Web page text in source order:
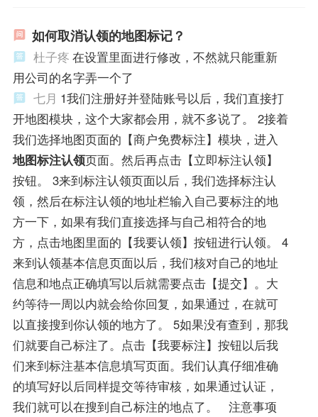
如何取消认领的地图标记？
杜子疼 在设置里面进行修改，不然就只能重新
用公司的名字弄一个了
七月 1我们注册好并登陆账号以后，我们直接打
开地图模块，这个大家都会用，就不多说了。 2接着
我们选择地图页面的【商户免费标注】模块，进入
地图标注认领页面。然后再点击【立即标注认领】
按钮。 3来到标注认领页面以后，我们选择标注认
领，然后在标注认领的地址栏输入自己要标注的地
方一下，如果有我们直接选择与自己相符合的地
方，点击地图里面的【我要认领】按钮进行认领。 4
来到认领基本信息页面以后，我们核对自己的地址
信息和地点正确填写以后就需要点击【提交】。大
约等待一周以内就会给你回复，如果通过，在就可
以直接搜到你认领的地方了。 5如果没有查到，那我
们就要自己标注了。点击【我要标注】按钮以后我
们来到标注基本信息填写页面。我们认真仔细准确
的填写好以后同样提交等待审核，如果通过认证，
我们就可以在搜到自己标注的地点了。 注意事项